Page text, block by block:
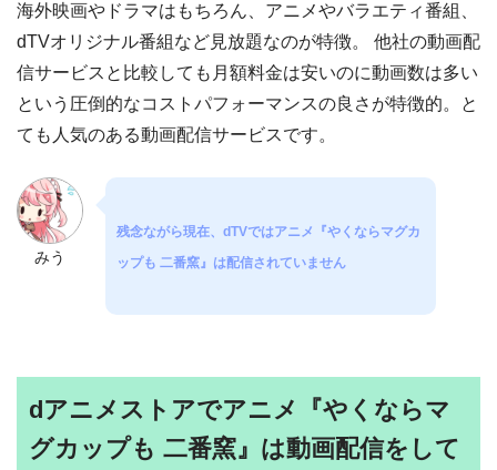
海外映画やドラマはもちろん、アニメやバラエティ番組、
dTVオリジナル番組など見放題なのが特徴。 他社の動画配
信サービスと比較しても月額料金は安いのに動画数は多い
という圧倒的なコストパフォーマンスの良さが特徴的。と
ても人気のある動画配信サービスです。
みう
残念ながら現在、dTVではアニメ『やくならマグカ
ップも 二番窯』は配信されていません
dアニメストアでアニメ『やくならマ
グカップも 二番窯』は動画配信をして